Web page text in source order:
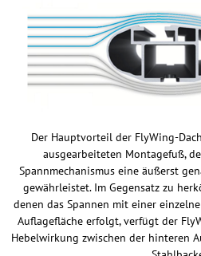
Der Hauptvorteil der FlyWing-
ausgearbeiteten Montagefuß,
Spannmechanismus eine äußerst
gewährleistet. Im Gegensatz zu
denen das Spannen mit einer
Auflagefläche erfolgt, verfügt der
Hebelwirkung zwischen der hinteren